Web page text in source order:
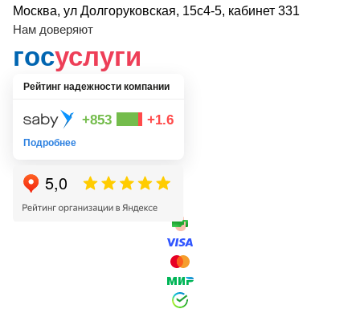
Москва, ул Долгоруковская, 15с4-5, кабинет 331
Нам доверяют
госуслуги
Рейтинг надежности компании
+853 +1.6
Подробнее